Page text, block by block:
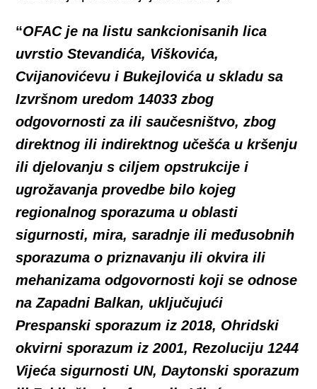
“OFAC je na listu sankcionisanih lica
uvrstio Stevandića, Viškovića,
Cvijanovićevu i Bukejlovića u skladu sa
Izvršnom uredom 14033 zbog
odgovornosti za ili saučesništvo, zbog
direktnog ili indirektnog učešća u kršenju
ili djelovanju s ciljem opstrukcije i
ugrožavanja provedbe bilo kojeg
regionalnog sporazuma u oblasti
sigurnosti, mira, saradnje ili međusobnih
sporazuma o priznavanju ili okvira ili
mehanizama odgovornosti koji se odnose
na Zapadni Balkan, uključujući
Prespanski sporazum iz 2018, Ohridski
okvirni sporazum iz 2001, Rezoluciju 1244
Vijeća sigurnosti UN, Daytonski sporazum